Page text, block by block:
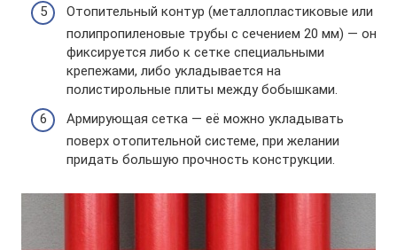
Отопительный контур (металлопластиковые или
полипропиленовые трубы с сечением 20 мм) — он
фиксируется либо к сетке специальными
крепежами, либо укладывается на
полистирольные плиты между бобышками.
Армирующая сетка — её можно укладывать
поверх отопительной системе, при желании
придать большую прочность конструкции.